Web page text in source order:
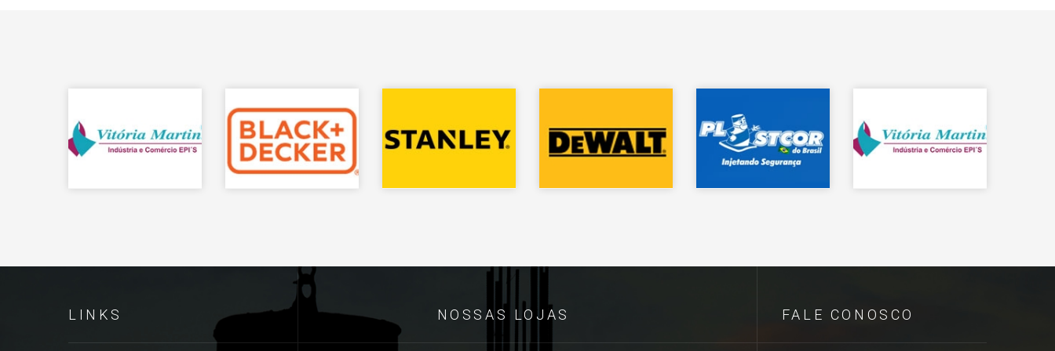
LINKS NOSSAS LOJAS FALE CONOSCO